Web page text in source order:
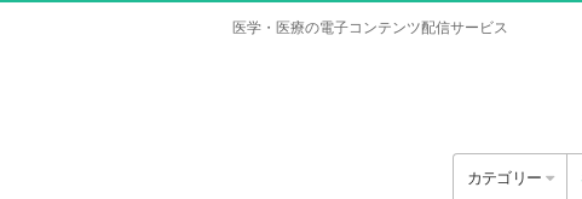
医学・医療の電子コンテンツ配信サービス
カテゴリー